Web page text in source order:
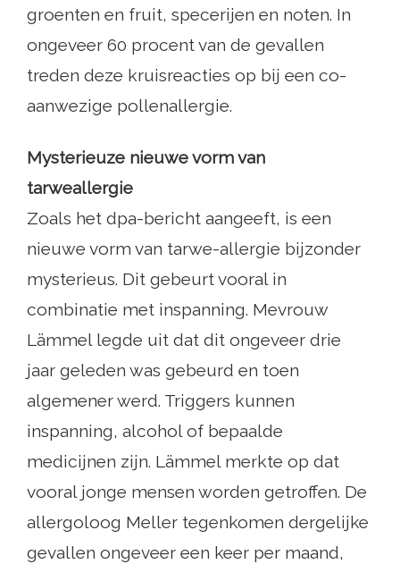
groenten en fruit, specerijen en noten. In
ongeveer 60 procent van de gevallen
treden deze kruisreacties op bij een co-
aanwezige pollenallergie.
Mysterieuze nieuwe vorm van
tarweallergie
Zoals het dpa-bericht aangeeft, is een
nieuwe vorm van tarwe-allergie bijzonder
mysterieus. Dit gebeurt vooral in
combinatie met inspanning. Mevrouw
Lämmel legde uit dat dit ongeveer drie
jaar geleden was gebeurd en toen
algemener werd. Triggers kunnen
inspanning, alcohol of bepaalde
medicijnen zijn. Lämmel merkte op dat
vooral jonge mensen worden getroffen. De
allergoloog Meller tegenkomen dergelijke
gevallen ongeveer een keer per maand,